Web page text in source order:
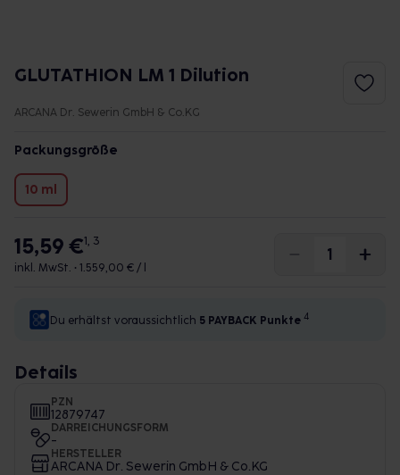
GLUTATHION LM 1 Dilution
ARCANA Dr. Sewerin GmbH & Co.KG
Packungsgröße
10 ml
15,59 €1, 3
inkl. MwSt. • 1.559,00 € / l
Du erhältst voraussichtlich 5 PAYBACK Punkte 4
Details
PZN
12879747
DARREICHUNGSFORM
-
HERSTELLER
ARCANA Dr. Sewerin GmbH & Co.KG